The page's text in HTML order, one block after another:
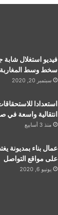
فيديو استغلال
سخط وسط المغاربة
سبتمبر 20, 2020
استعدادا
انتقالية واسعة في
منذ 3 أسابيع
عمال بناء بمديونة
على مواقع التواصل
يونيو 6, 2020